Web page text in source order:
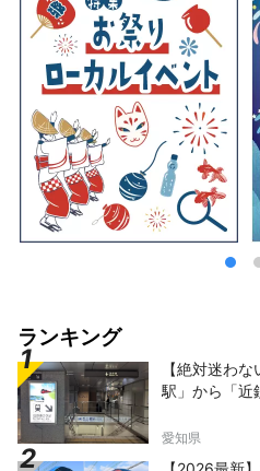
ランキング
【絶対迷わ
駅」から「近
愛知県